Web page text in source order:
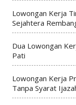
Lowongan Kerja
Sejahtera
Dua Lowongan
Pati
Lowongan Kerja
Tanpa Syarat